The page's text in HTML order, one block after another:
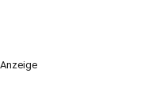
Anzeige